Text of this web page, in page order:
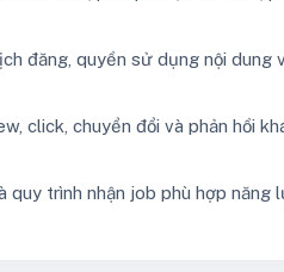
đăng, quyền sử dụng nội dung
click, chuyển đổi và phản hồi
quy trình nhận job phù hợp năng